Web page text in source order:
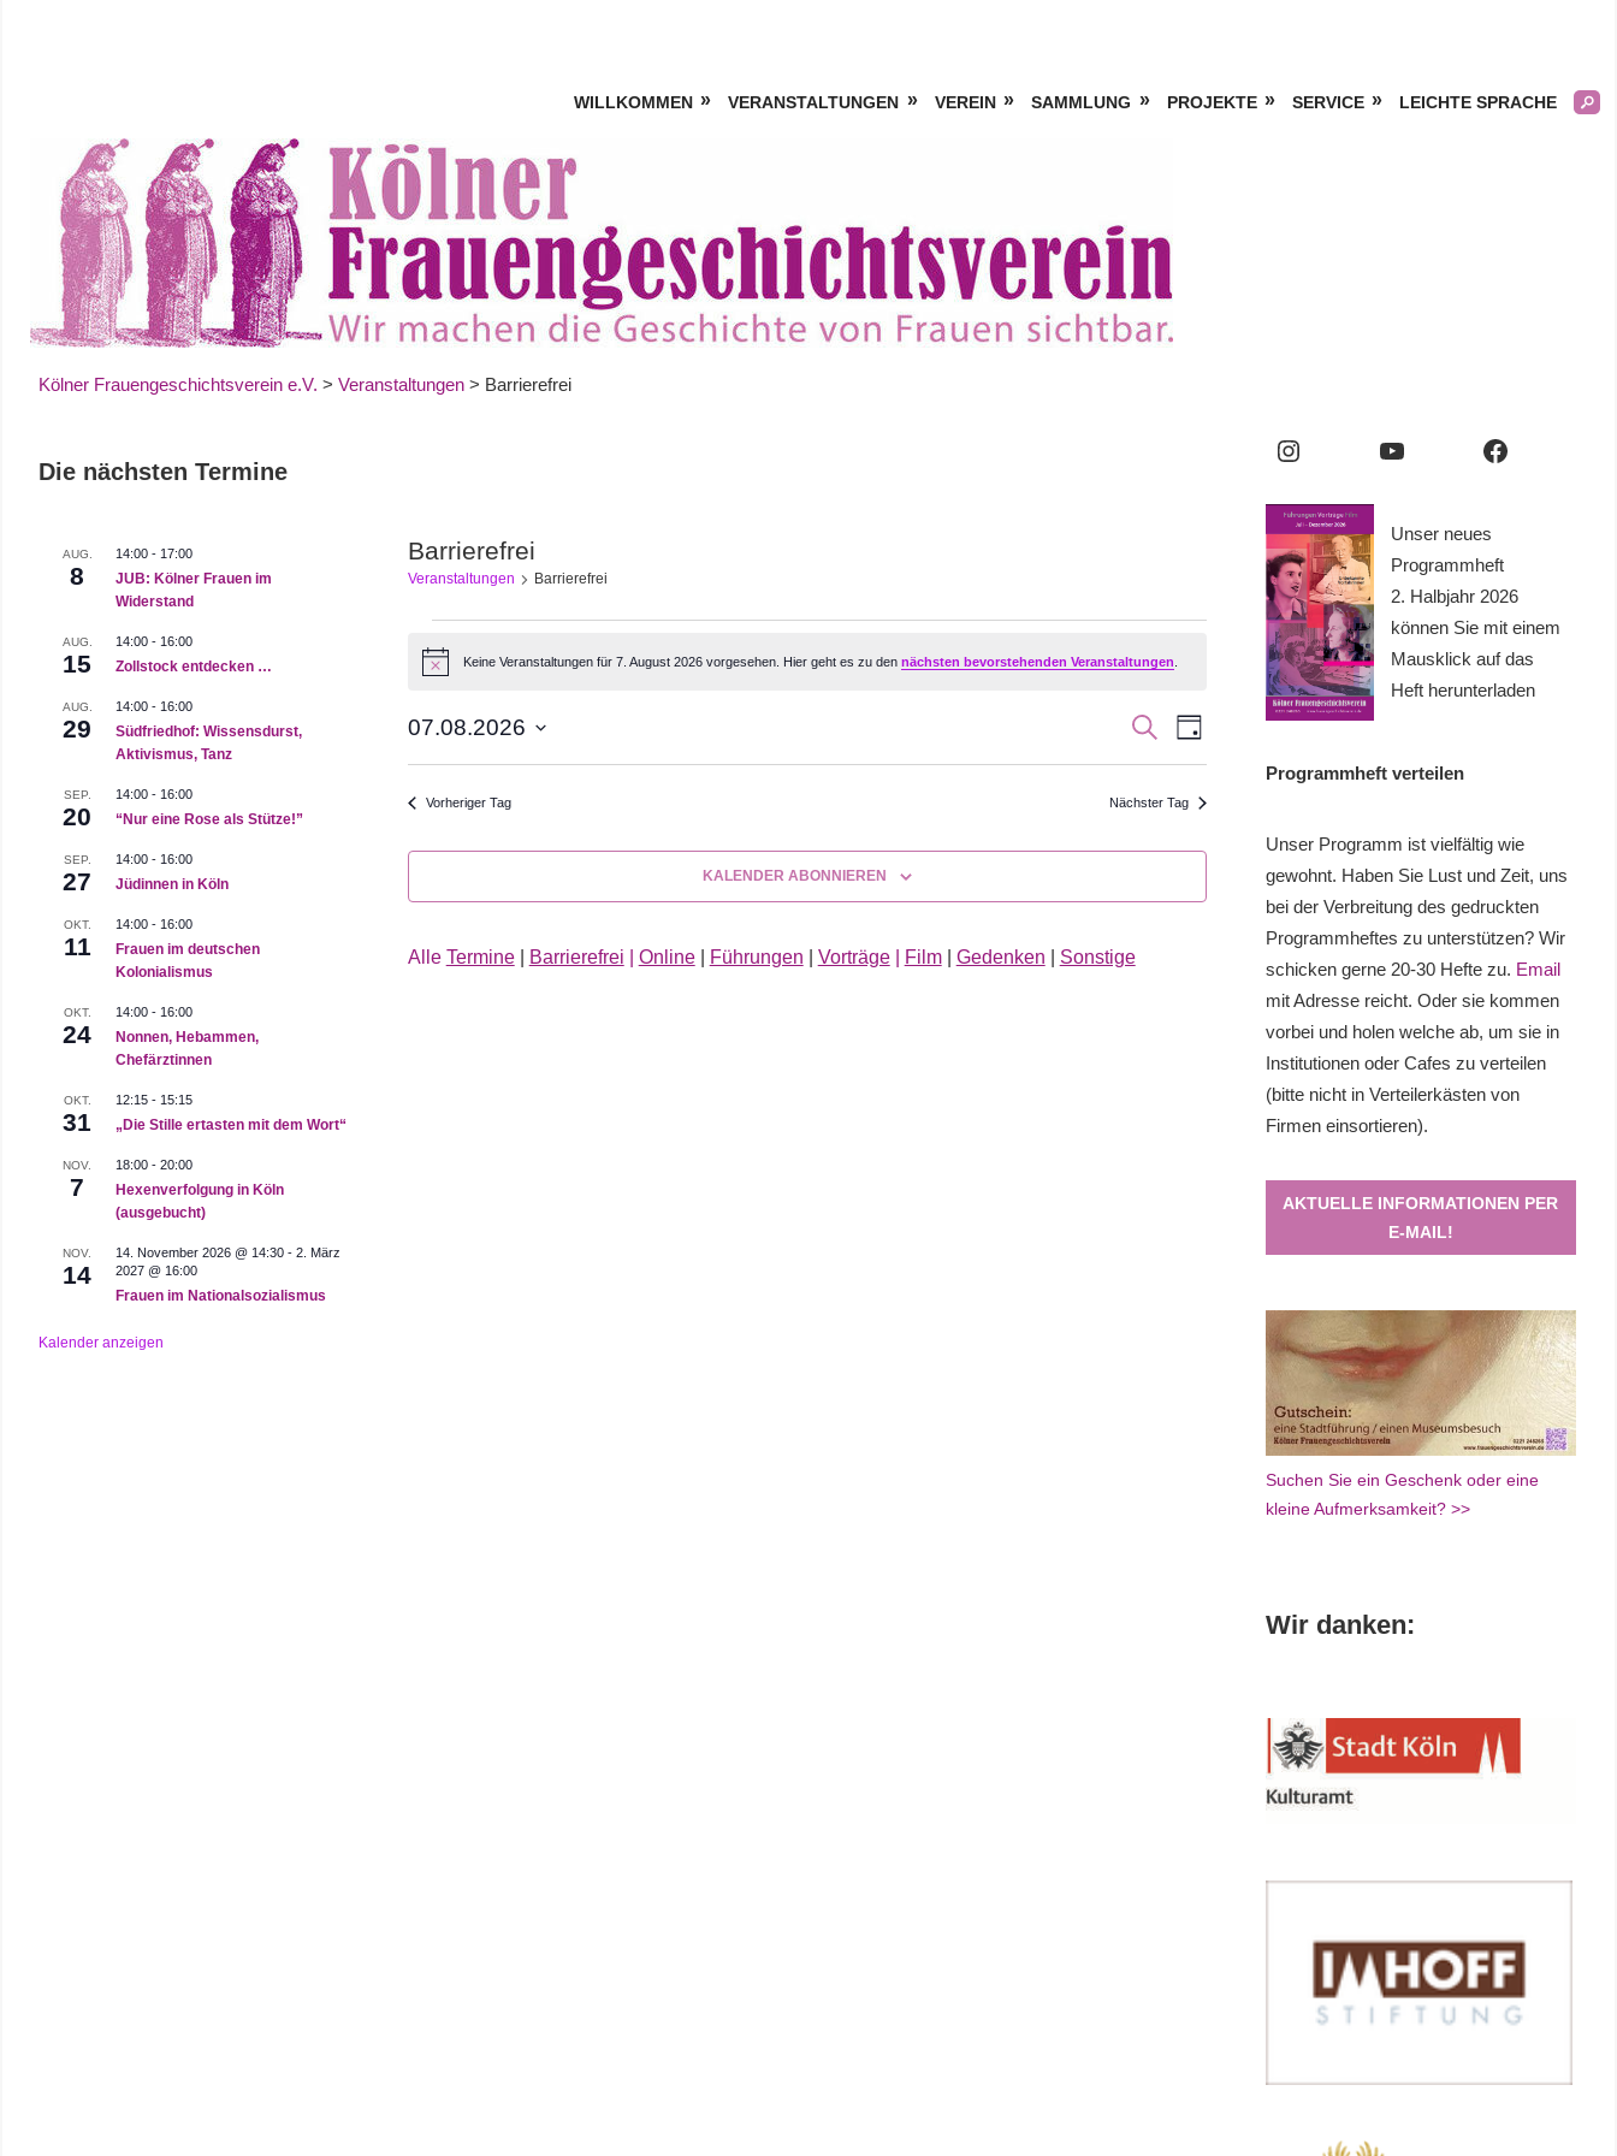
WILLKOMMEN VERANSTALTUNGEN VEREIN SAMMLUNG PROJEKTE SERVICE LEICHTE SPRACHE
Kölner Frauengeschichtsverein e.V. > Veranstaltungen > Barrierefrei
Barrierefrei
Veranstaltungen Barrierefrei
Veranstaltungen
7.
HinweisKeine Veranstaltungen für 7. August 2026 vorgesehen. Hier geht es zu den nächsten bevorstehenden Veranstaltungen
Veranstaltungen
Ansichten,
Navigation
SUCHEVeranstaltung
Ansichten-
Navigation
TAG
07.08.2026
Datum
wählen.
Vorheriger Tag Nächster Tag
KALENDER ABONNIEREN
Alle Termine| Barrierefrei Online| Führungen Vorträge| Film| Gedenken Sonstige
Die nächsten Termine
AUG.
8
14:00 - 17:00
JUB: Kölner Frauen im
Widerstand
AUG.
15
14:00 - 16:00
Zollstock entdecken …
AUG.
29
14:00 - 16:00
Südfriedhof: Wissensdurst,
Aktivismus, Tanz
SEP.
20
14:00 - 16:00
“Nur eine Rose als Stütze!”
SEP.
27
14:00 - 16:00
Jüdinnen in Köln
OKT.
11
14:00 - 16:00
Frauen im deutschen
Kolonialismus
OKT.
24
14:00 - 16:00
Nonnen, Hebammen,
Chefärztinnen
OKT.
31
12:15 - 15:15
„Die Stille ertasten mit dem Wort“
NOV.
7
18:00 - 20:00
Hexenverfolgung in Köln
(ausgebucht)
NOV.
14
14. November 2026 @ 14:30 - 2. März
2027 @ 16:00
Frauen im Nationalsozialismus
Kalender anzeigen
Instagram YouTube Facebook
Unser neues
Programmheft
2. Halbjahr 2026
können Sie mit einem
Mausklick auf das
Heft herunterladen
Programmheft verteilen
Unser Programm ist vielfältig wie
gewohnt. Haben Sie Lust und Zeit, uns
bei der Verbreitung des gedruckten
Programmheftes zu unterstützen? Wir
schicken gerne 20-30 Hefte zu. Email
mit Adresse reicht. Oder sie kommen
vorbei und holen welche ab, um sie in
Institutionen oder Cafes zu verteilen
(bitte nicht in Verteilerkästen von
Firmen einsortieren).
AKTUELLE INFORMATIONEN PER
E-MAIL!
Suchen Sie ein Geschenk oder eine
kleine Aufmerksamkeit? >>
Wir danken: